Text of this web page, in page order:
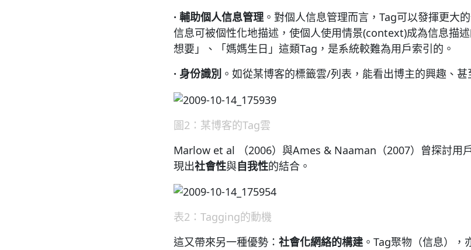
· 輔助個人信息管理。對個人信息管理而言，Tag可以發揮更大
信息可被個性化地描述，使個人使用情景(context)成為信息描
想要」、「媽媽生日」這類Tag，是系統較難為用戶索引的。
· 身份識別 。如從某博客的標籤雲/列表，能看出博主的興趣、甚
圖2：某博客的Tag雲
Marlow et al （2006）與Ames & Naaman（2007）曾探討用
現出社會性與自我性的結合。
表2：Tagging的動機
這又帶來另一種優勢： 社會化網絡的構建。Tag聚物（信息），